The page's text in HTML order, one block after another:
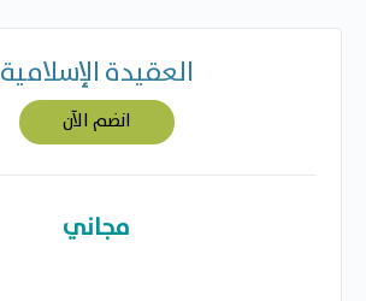
العقيدة الإسلامية
انضم الآن
مجاني